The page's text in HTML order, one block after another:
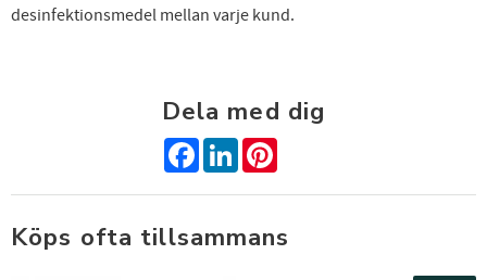
desinfektionsmedel mellan varje kund.
Dela med dig
Facebook
LinkedInPinterest
Köps ofta tillsammans